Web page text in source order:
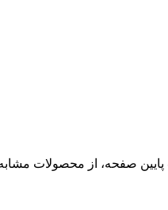
صفحه، از محصولات مشابه